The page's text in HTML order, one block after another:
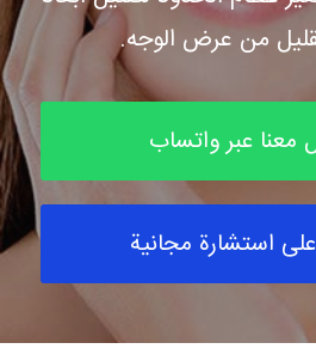
من عرض الوجه.
معنا عبر واتساب
استشارة مجانية